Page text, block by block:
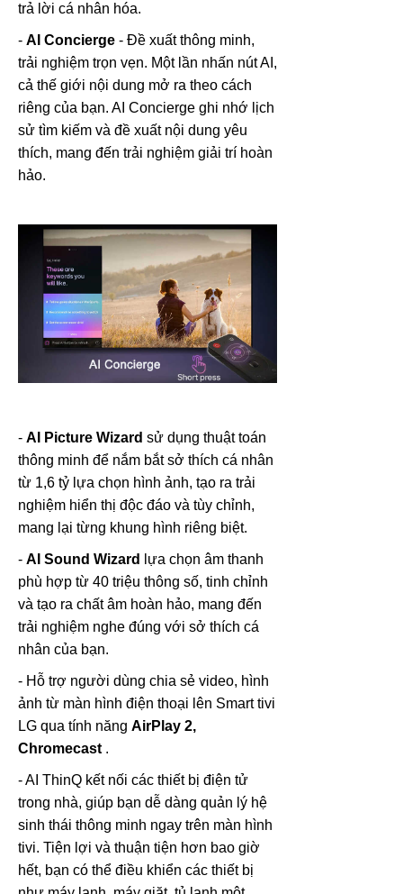
trả lời cá nhân hóa.
- AI Concierge - Đề xuất thông minh,
trải nghiệm trọn vẹn. Một lần nhấn nút AI,
cả thế giới nội dung mở ra theo cách
riêng của bạn. AI Concierge ghi nhớ lịch
sử tìm kiếm và đề xuất nội dung yêu
thích, mang đến trải nghiệm giải trí hoàn
hảo.
- AI Picture Wizard sử dụng thuật toán
thông minh để nắm bắt sở thích cá nhân
từ 1,6 tỷ lựa chọn hình ảnh, tạo ra trải
nghiệm hiển thị độc đáo và tùy chỉnh,
mang lại từng khung hình riêng biệt.
- AI Sound Wizard
lựa chọn âm thanh
phù hợp từ 40 triệu thông số, tinh chỉnh
và tạo ra chất âm hoàn hảo, mang đến
trải nghiệm nghe đúng với sở thích cá
nhân của bạn.
- Hỗ trợ người dùng chia sẻ video, hình
ảnh từ màn hình điện thoại lên Smart tivi
LG qua tính năng AirPlay 2,
Chromecast .
- AI ThinQ kết nối các thiết bị điện tử
trong nhà, giúp bạn dễ dàng quản lý hệ
sinh thái thông minh ngay trên màn hình
tivi. Tiện lợi và thuận tiện hơn bao giờ
hết, bạn có thể điều khiển các thiết bị